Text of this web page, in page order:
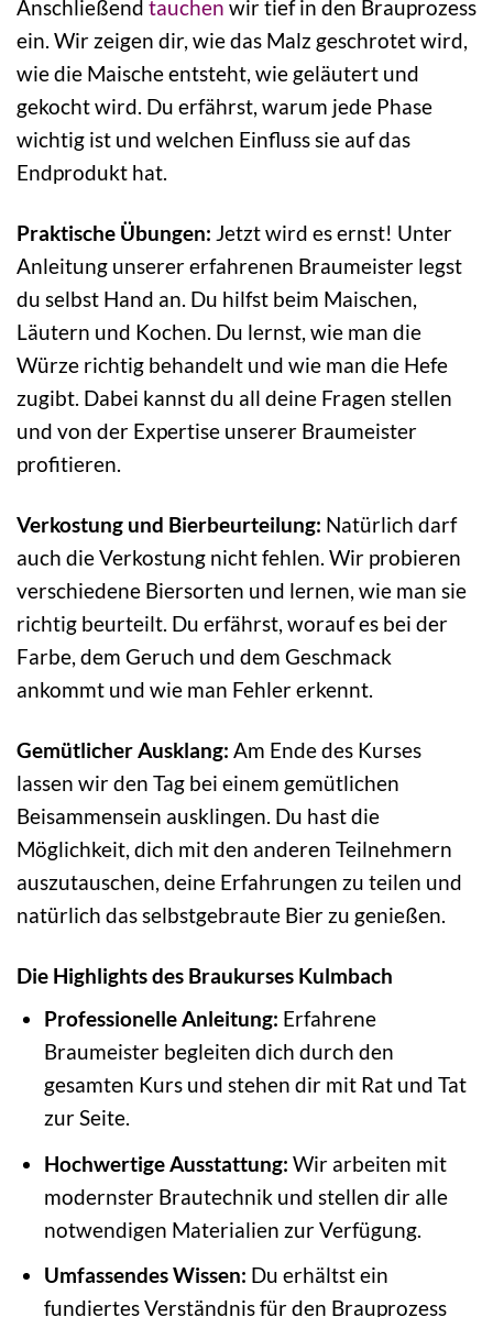
Anschließend tauchen wir tief in den Brauprozess
ein. Wir zeigen dir, wie das Malz geschrotet wird,
wie die Maische entsteht, wie geläutert und
gekocht wird. Du erfährst, warum jede Phase
wichtig ist und welchen Einfluss sie auf das
Endprodukt hat.
Praktische Übungen: Jetzt wird es ernst! Unter
Anleitung unserer erfahrenen Braumeister legst
du selbst Hand an. Du hilfst beim Maischen,
Läutern und Kochen. Du lernst, wie man die
Würze richtig behandelt und wie man die Hefe
zugibt. Dabei kannst du all deine Fragen stellen
und von der Expertise unserer Braumeister
profitieren.
Verkostung und Bierbeurteilung: Natürlich darf
auch die Verkostung nicht fehlen. Wir probieren
verschiedene Biersorten und lernen, wie man sie
richtig beurteilt. Du erfährst, worauf es bei der
Farbe, dem Geruch und dem Geschmack
ankommt und wie man Fehler erkennt.
Gemütlicher Ausklang: Am Ende des Kurses
lassen wir den Tag bei einem gemütlichen
Beisammensein ausklingen. Du hast die
Möglichkeit, dich mit den anderen Teilnehmern
auszutauschen, deine Erfahrungen zu teilen und
natürlich das selbstgebraute Bier zu genießen.
Die Highlights des Braukurses Kulmbach
Professionelle Anleitung: Erfahrene
Braumeister begleiten dich durch den
gesamten Kurs und stehen dir mit Rat und Tat
zur Seite.
Hochwertige Ausstattung: Wir arbeiten mit
modernster Brautechnik und stellen dir alle
notwendigen Materialien zur Verfügung.
Umfassendes Wissen: Du erhältst ein
fundiertes Verständnis für den Brauprozess